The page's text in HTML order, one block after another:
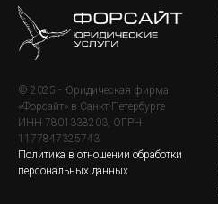
© 2025 - Юридическая фирма
«Форсайт» в Санкт-Петербурге
ИНН 7801338203, ОГРН
1177847325743
Политика в отношении обработки
персональных данных